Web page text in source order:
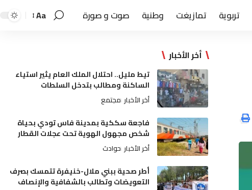
تربوية تمازيغت وطنية صوت و صورة Aa
أخر الأخبار
تيط مليل.. احتلال الملك العام يثير استياء
الساكنة ومطالب بتدخل السلطات
أخر الأخبار مجتمع
فاجعة سككية بمدينة فاس تودي بحياة
شخص مجهول الهوية تحت عجلات القطار
أخر الأخبار حوادث
أطر صحية ببني ملال-خنيفرة تتمسك بصرف
التعويضات وتطالب بالشفافية والإنصاف